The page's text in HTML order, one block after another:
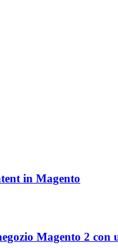
in Magento
Magento 2